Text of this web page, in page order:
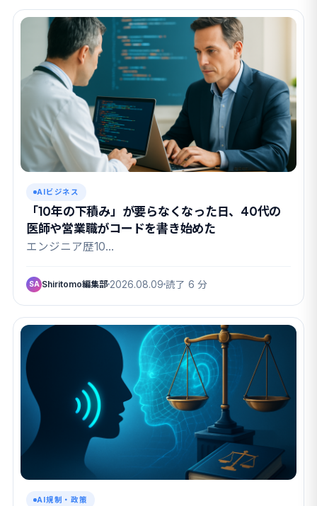
AIビジネス
「10年の下積み」が要らなくなった日、40代の
医師や営業職がコードを書き始めた
エンジニア歴10…
SA Shiritomo編集部 2026.08.09 読了 6 分
AI規制・政策